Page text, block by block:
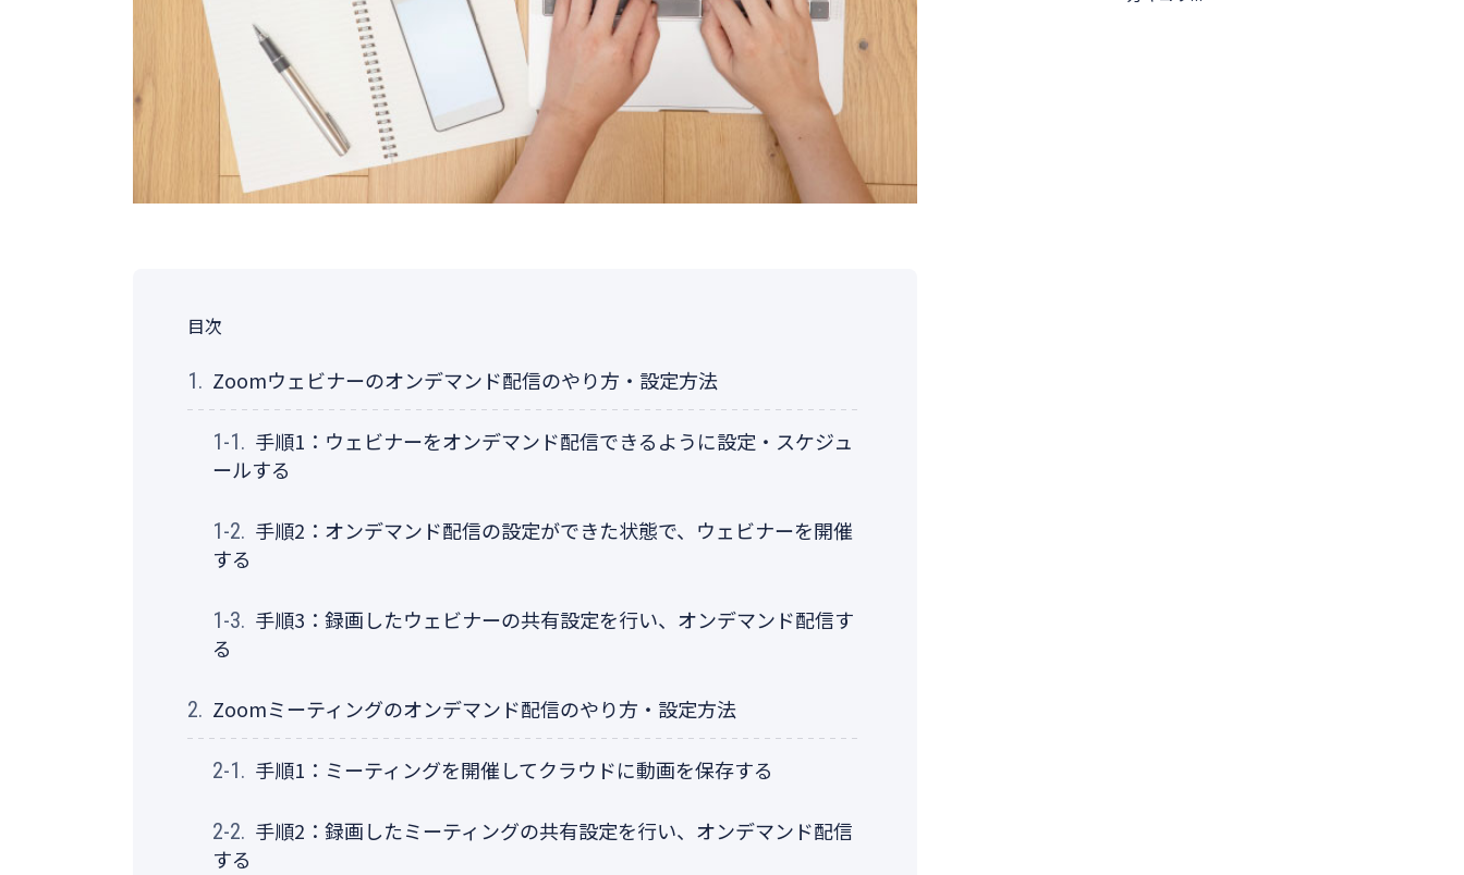
目次
1. Zoomウェビナーのオンデマンド配信のやり方・設定方法
1-1. 手順1：ウェビナーをオンデマンド配信できるように設定・スケジュ
ールする
1-2. 手順2：オンデマンド配信の設定ができた状態で、ウェビナーを開催
する
1-3. 手順3：録画したウェビナーの共有設定を行い、オンデマンド配信す
る
2. Zoomミーティングのオンデマンド配信のやり方・設定方法
2-1. 手順1：ミーティングを開催してクラウドに動画を保存する
2-2. 手順2：録画したミーティングの共有設定を行い、オンデマンド配信
する